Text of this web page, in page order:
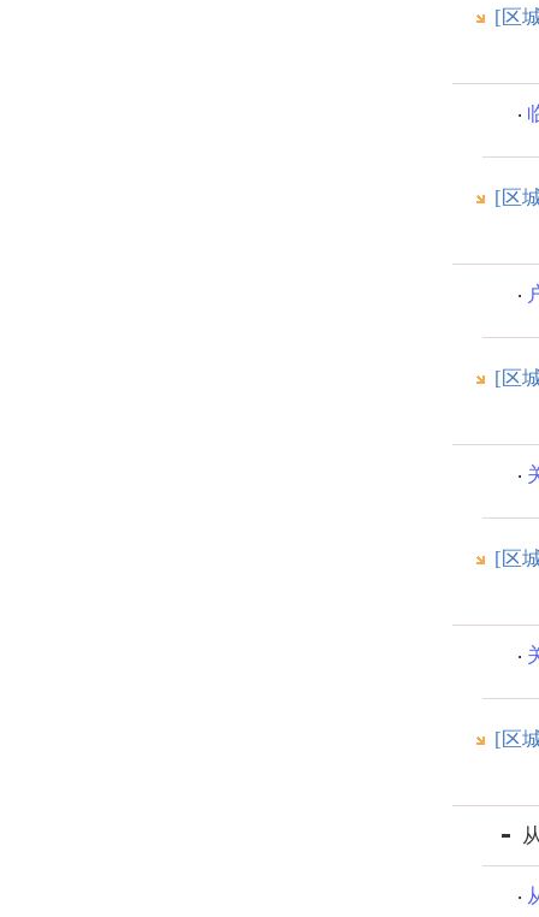
[区
[区
[区
[区
[区